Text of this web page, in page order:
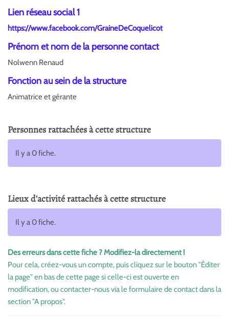
Lien réseau social 1
https://www.facebook.com/GraineDeCoquelicot
Prénom et nom de la personne contact
Nolwenn Renaud
Fonction au sein de la structure
Animatrice et gérante
Personnes rattachées à cette structure
Il y a 0 fiche.
Lieux d'activité rattachés à cette structure
Il y a 0 fiche.
Des erreurs dans cette fiche ? Modifiez-la directement !
Pour cela, créez-vous un compte, puis cliquez sur le bouton "Éditer
la page" en bas de cette page si celle-ci est ouverte en
modification, ou contacter-nous via le formulaire de contact dans la
section "A propos".